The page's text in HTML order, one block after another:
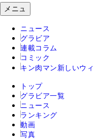
メニュ
ニュース
グラビア
連載コラム
コミック
キン肉マン 新しいウ
トップ
グラビア一覧
ニュース
ランキング
動画
写真